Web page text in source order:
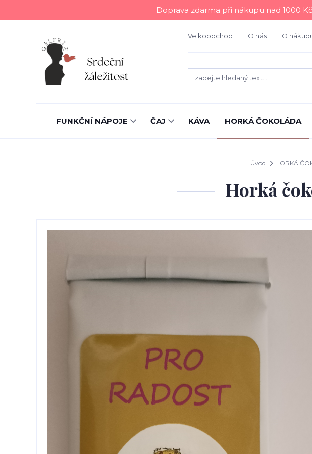
Doprava zdarma při nákupu nad 1000
Velkoobchod O nás O
FUNKČNÍ NÁPOJE ČAJ KÁVA HORKÁ ČOKOLÁDA
Úvod HORKÁ
Horká